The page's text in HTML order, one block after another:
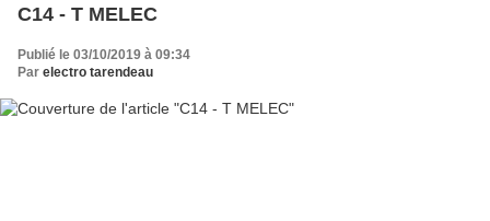
C14 - T MELEC
Publié le 03/10/2019 à 09:34
Par electro tarendeau